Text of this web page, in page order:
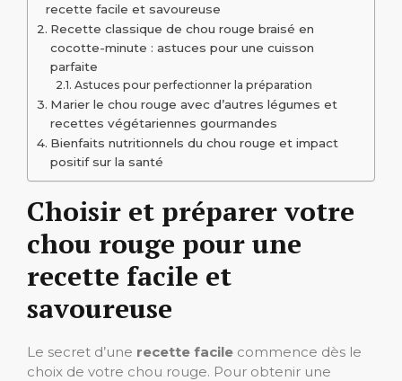
recette facile et savoureuse
Recette classique de chou rouge braisé en
cocotte-minute : astuces pour une cuisson
parfaite
Astuces pour perfectionner la préparation
Marier le chou rouge avec d’autres légumes et
recettes végétariennes gourmandes
Bienfaits nutritionnels du chou rouge et impact
positif sur la santé
Choisir et préparer votre
chou rouge pour une
recette facile et
savoureuse
Le secret d’une recette facile commence dès le
choix de votre chou rouge. Pour obtenir une